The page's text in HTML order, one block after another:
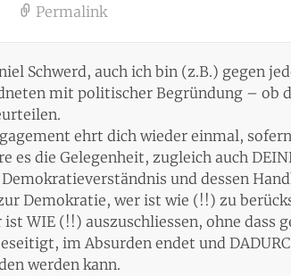
Permalink
Schwerd, auch ich bin (z.B.) gegen
mit politischer Begründung – ob
ehrt dich wieder einmal,
es die Gelegenheit, zugleich auch
und dessen
Demokratie, wer ist wie (!!) zu
ist WIE (!!) auszuschliessen, ohne dass
im Absurden endet und
werden kann.